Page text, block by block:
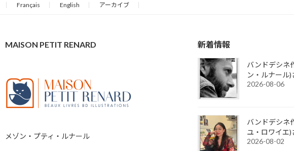
Français English アーカイブ
MAISON PETIT RENARD
メゾン・プティ・ルナール
新着情報
バンドデシネ
ン・ルナール
2026-08-06
バンドデシネ
ユ・ロワイエ)
2026-08-02